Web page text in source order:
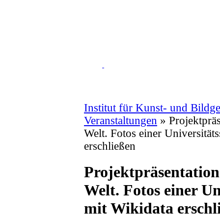
Institut für Kunst- und
Veranstaltungen »
Welt. Fotos einer
erschließen
Welt. Fotos einer
mit Wikidata